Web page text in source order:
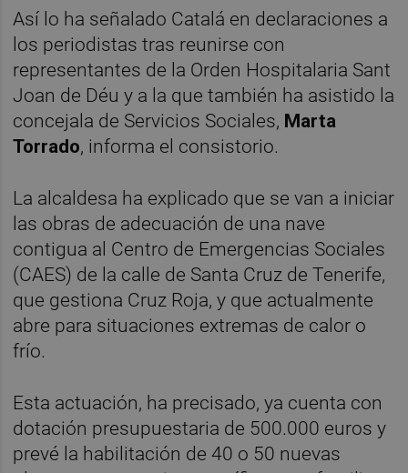
Así lo ha señalado Catalá en declaraciones a
los periodistas tras reunirse con
representantes de la Orden Hospitalaria Sant
Joan de Déu y a la que también ha asistido la
concejala de Servicios Sociales, Marta
Torrado, informa el consistorio.
La alcaldesa ha explicado que se van a iniciar
las obras de adecuación de una nave
contigua al Centro de Emergencias Sociales
(CAES) de la calle de Santa Cruz de Tenerife,
que gestiona Cruz Roja, y que actualmente
abre para situaciones extremas de calor o
frío.
Esta actuación, ha precisado, ya cuenta con
dotación presupuestaria de 500.000 euros y
prevé la habilitación de 40 o 50 nuevas